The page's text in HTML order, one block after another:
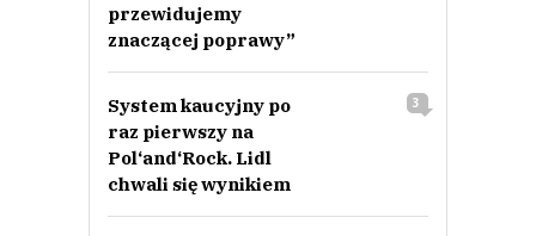
przewidujemy
znaczącej poprawy”
System kaucyjny po
raz pierwszy na
Pol‘and‘Rock. Lidl
chwali się wynikiem
3